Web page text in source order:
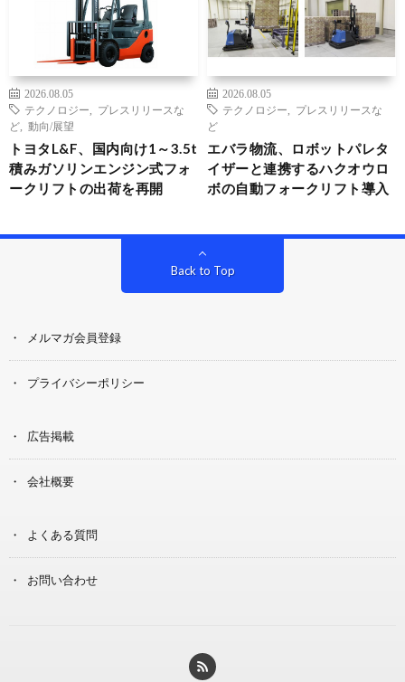
2026.08.05
テクノロジー
プレスリリースな
ど
動向/展望
トヨタL&F、国内向け1～3.5t
積みガソリンエンジン式フォ
ークリフトの出荷を再開
2026.08.05
テクノロジー
プレスリリースな
ど
エバラ物流、ロボットパレタ
イザーと連携するハクオウロ
ボの自動フォークリフト導入
Back to Top
メルマガ会員登録
プライバシーポリシー
広告掲載
会社概要
よくある質問
お問い合わせ